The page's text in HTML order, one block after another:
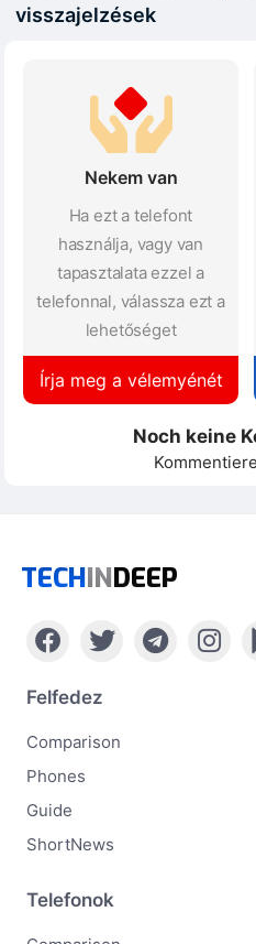
visszajelzések
Nekem van
Ha ezt a telefont
használja, vagy van
tapasztalata ezzel a
telefonnal, válassza ezt a
lehetőséget
Írja meg a vélemyénét
Noch keine
TECHINDEEP
Felfedez
Comparison
Phones
Guide
ShortNews
Telefonok